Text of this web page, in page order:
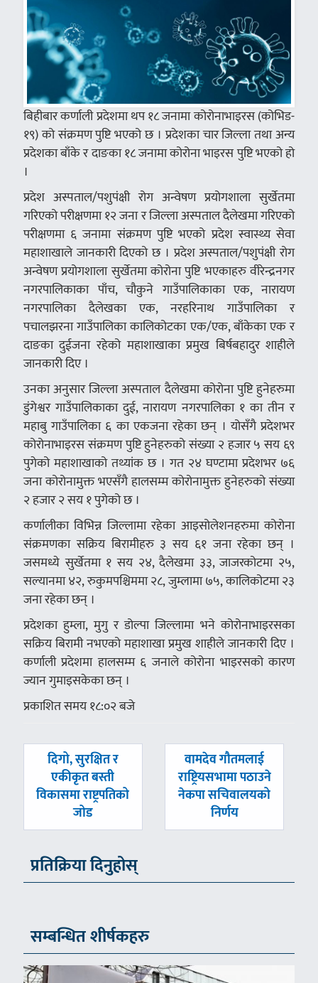
बिहीबार कर्णाली प्रदेशमा थप १८ जनामा कोरोनाभाइरस (कोभिड-
१९) को संक्रमण पुष्टि भएको छ । प्रदेशका चार जिल्ला तथा अन्य
प्रदेशका बाँके र दाङका १८ जनामा कोरोना भाइरस पुष्टि भएको हो
।
प्रदेश अस्पताल/पशुपंक्षी रोग अन्वेषण प्रयोगशाला सुर्खेतमा
गरिएको परीक्षणमा १२ जना र जिल्ला अस्पताल दैलेखमा गरिएको
परीक्षणमा ६ जनामा संक्रमण पुष्टि भएको प्रदेश स्वास्थ्य सेवा
महाशाखाले जानकारी दिएको छ । प्रदेश अस्पताल/पशुपंक्षी रोग
अन्वेषण प्रयोगशाला सुर्खेतमा कोरोना पुष्टि भएकाहरु वीरेन्द्रनगर
नगरपालिकाका पाँच, चौकुने गाउँपालिकाका एक, नारायण
नगरपालिका दैलेखका एक, नरहरिनाथ गाउँपालिका र
पचालझरना गाउँपालिका कालिकोटका एक/एक, बाँकेका एक र
दाङका दुईजना रहेको महाशाखाका प्रमुख बिर्षबहादुर शाहीले
जानकारी दिए ।
उनका अनुसार जिल्ला अस्पताल दैलेखमा कोरोना पुष्टि हुनेहरुमा
डुंगेश्वर गाउँपालिकाका दुई, नारायण नगरपालिका १ का तीन र
महाबु गाउँपालिका ६ का एकजना रहेका छन् । योसँगै प्रदेशभर
कोरोनाभाइरस संक्रमण पुष्टि हुनेहरुको संख्या २ हजार ५ सय ६९
पुगेको महाशाखाको तथ्यांक छ । गत २४ घण्टामा प्रदेशभर ७६
जना कोरोनामुक्त भएसँगै हालसम्म कोरोनामुक्त हुनेहरुको संख्या
२ हजार २ सय १ पुगेको छ ।
कर्णालीका विभिन्न जिल्लामा रहेका आइसोलेशनहरुमा कोरोना
संक्रमणका सक्रिय बिरामीहरु ३ सय ६१ जना रहेका छन् ।
जसमध्ये सुर्खेतमा १ सय २४, दैलेखमा ३३, जाजरकोटमा २५,
सल्यानमा ४२, रुकुमपश्चिममा २८, जुम्लामा ७५, कालिकोटमा २३
जना रहेका छन् ।
प्रदेशका हुम्ला, मुगु र डोल्पा जिल्लामा भने कोरोनाभाइरसका
सक्रिय बिरामी नभएको महाशाखा प्रमुख शाहीले जानकारी दिए ।
कर्णाली प्रदेशमा हालसम्म ६ जनाले कोरोना भाइरसको कारण
ज्यान गुमाइसकेका छन् ।
प्रकाशित समय १८:०२ बजे
पछिल्लाे
दिगो‚ सुरक्षित र
एकीकृत बस्ती
विकासमा राष्ट्रपतिको
जोड
अघिल्लाे
-
वामदेव गौतमलाई
राष्ट्रियसभामा पठाउने
नेकपा सचिवालयको
निर्णय
प्रतिक्रिया दिनुहोस्
सम्बन्धित शीर्षकहरु